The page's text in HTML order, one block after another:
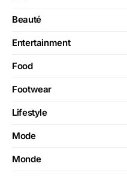
Beauté
Entertainment
Food
Footwear
Lifestyle
Mode
Monde